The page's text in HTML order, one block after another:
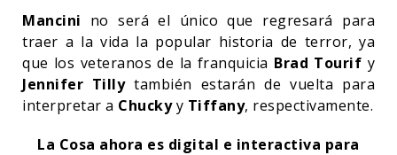
Mancini no será el único que regresará para
traer a la vida la popular historia de terror, ya
que los veteranos de la franquicia Brad Tourif y
Jennifer Tillytambién estarán de vuelta para
interpretar a Chuckyy Tiffany, respectivamente.
La Cosa ahora es digital e interactiva para